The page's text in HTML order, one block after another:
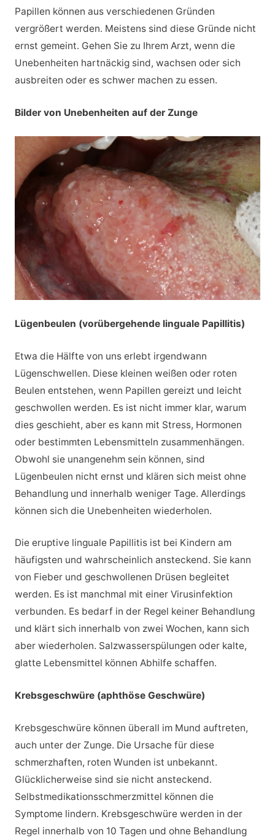
Papillen können aus verschiedenen Gründen
vergrößert werden. Meistens sind diese Gründe nicht
ernst gemeint. Gehen Sie zu Ihrem Arzt, wenn die
Unebenheiten hartnäckig sind, wachsen oder sich
ausbreiten oder es schwer machen zu essen.
Bilder von Unebenheiten auf der Zunge
Lügenbeulen (vorübergehende linguale Papillitis)
Etwa die Hälfte von uns erlebt irgendwann
Lügenschwellen. Diese kleinen weißen oder roten
Beulen entstehen, wenn Papillen gereizt und leicht
geschwollen werden. Es ist nicht immer klar, warum
dies geschieht, aber es kann mit Stress, Hormonen
oder bestimmten Lebensmitteln zusammenhängen.
Obwohl sie unangenehm sein können, sind
Lügenbeulen nicht ernst und klären sich meist ohne
Behandlung und innerhalb weniger Tage. Allerdings
können sich die Unebenheiten wiederholen.
Die eruptive linguale Papillitis ist bei Kindern am
häufigsten und wahrscheinlich ansteckend. Sie kann
von Fieber und geschwollenen Drüsen begleitet
werden. Es ist manchmal mit einer Virusinfektion
verbunden. Es bedarf in der Regel keiner Behandlung
und klärt sich innerhalb von zwei Wochen, kann sich
aber wiederholen. Salzwasserspülungen oder kalte,
glatte Lebensmittel können Abhilfe schaffen.
Krebsgeschwüre (aphthöse Geschwüre)
Krebsgeschwüre können überall im Mund auftreten,
auch unter der Zunge. Die Ursache für diese
schmerzhaften, roten Wunden ist unbekannt.
Glücklicherweise sind sie nicht ansteckend.
Selbstmedikationsschmerzmittel können die
Symptome lindern. Krebsgeschwüre werden in der
Regel innerhalb von 10 Tagen und ohne Behandlung